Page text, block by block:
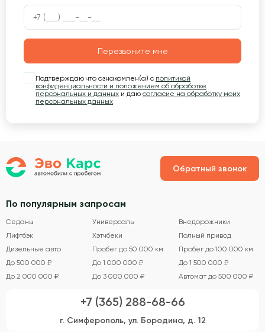
Перезвоните мне
Подтверждаю что ознакомлен(а) с политикой
конфиденциальности и положением об обработке
персональных и данных и даю согласие на обработку моих
персональных данных
Обратный звонок
По популярным запросам
Седаны Универсалы
Внедорожники
Лифтбэк
Хэтчбеки
Полный привод
Дизельные авто
Пробег до 50 000 км
Пробег до 100 000 км
До 500 000 ₽
До 1 000 000 ₽
До 1 500 000 ₽
До 2 000 000 ₽
До 3 000 000 ₽ Автомат до 500 000 ₽
+7 (365) 288-68-66
г. Симферополь, ул. Бородина, д. 12